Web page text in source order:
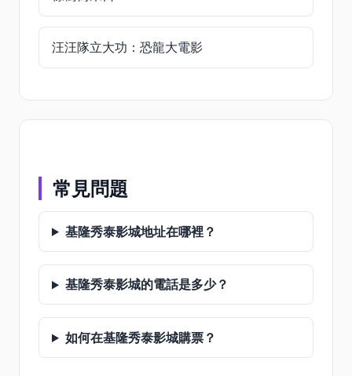
汪汪隊立大功：恐龍大電影
常見問題
基隆秀泰影城地址在哪裡？
基隆秀泰影城的電話是多少？
如何在基隆秀泰影城購票？